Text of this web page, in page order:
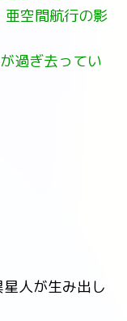
亜空間航行の影
過ぎ去ってい
人が生み出し